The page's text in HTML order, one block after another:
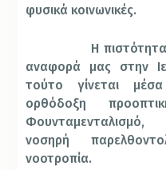
φυσικά κοινωνικές.
Η
αναφορά μας στην
τούτο γίνεται
ορθόδοξη
Φουνταμενταλισμό,
νοσηρή
νοοτροπία.